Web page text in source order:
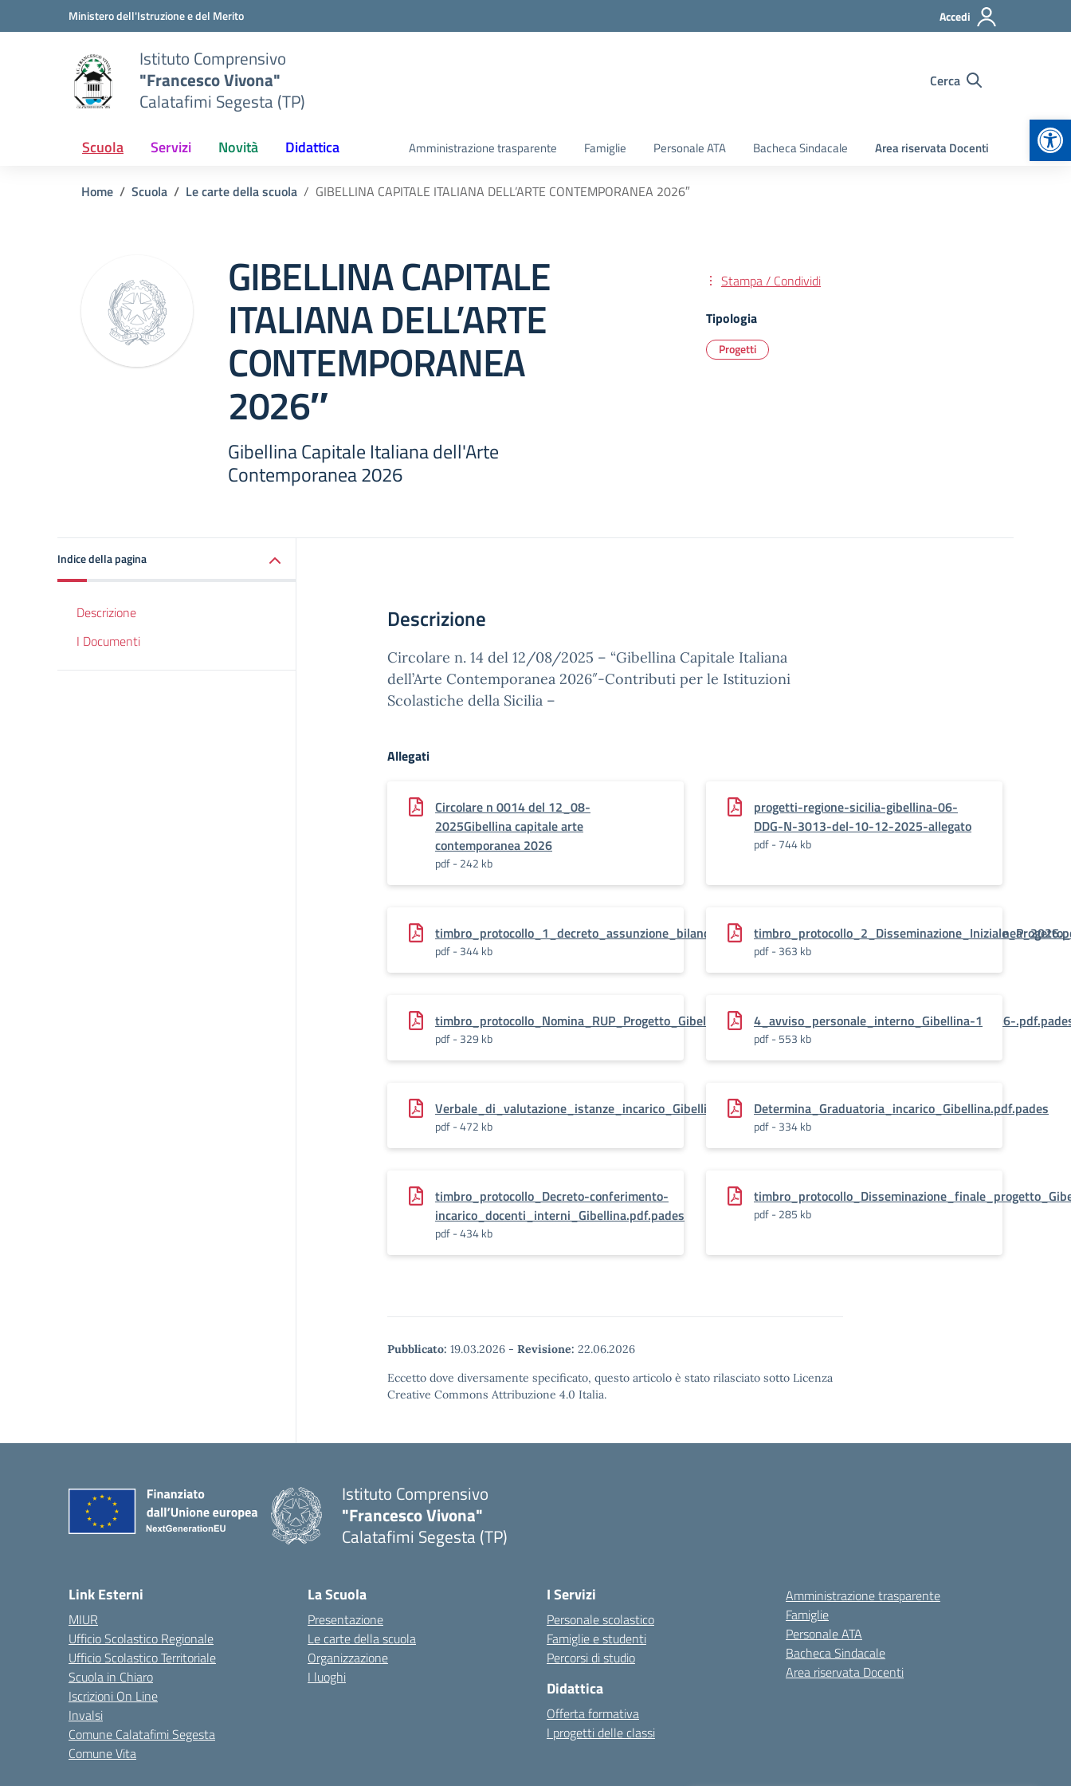
Vai ai contenuti
Vai al menu di navigazioneMinistero dell'Istruzione e del Merito Accedi
Istituto Comprensivo
"Francesco Vivona"
Calatafimi Segesta (TP)
Cerca
Scuola Servizi Novità Didattica Amministrazione trasparente Famiglie Personale ATA Bacheca Sindacale Area riservata Docenti
Home Scuola Le carte della scuola GIBELLINA CAPITALE ITALIANA DELL’ARTE CONTEMPORANEA 2026″
GIBELLINA CAPITALE
ITALIANA DELL’ARTE
CONTEMPORANEA
2026″
Gibellina Capitale Italiana dell'Arte
Contemporanea 2026
Stampa / Condividi
Tipologia
Progetti
Indice della pagina
Descrizione
I Documenti
Descrizione
Circolare n. 14 del 12/08/2025 – “Gibellina Capitale Italiana
dell’Arte Contemporanea 2026″-Contributi per le Istituzioni
Scolastiche della Sicilia –
Allegati
Circolare n 0014 del 12_08-
2025Gibellina capitale arte
contemporanea 2026
pdf - 242 kb
progetti-regione-sicilia-gibellina-06-
DDG-N-3013-del-10-12-2025-allegato
pdf - 744 kb
pdf - 344 kb pdf - 363 kb
timbro_protocollo_Nomina_RUP_Progetto_Gibellina_Capitale_Italiana_dellArte_Contemporanea_2026-
pdf - 329 kb
4_avviso_personale_interno_Gibellina-1
pdf - 553 kb
Verbale_di_valutazione_istanze_incarico_Gibellina.pdf.pades
pdf - 472 kb
Determina_Graduatoria_incarico_Gibellina.pdf.pades
pdf - 334 kb
timbro_protocollo_Decreto-conferimento-
incarico_docenti_interni_Gibellina.pdf.pades
pdf - 434 kb
pdf - 285 kb
Pubblicato: 19.03.2026 - Revisione: 22.06.2026
Eccetto dove diversamente specificato, questo articolo è stato rilasciato sotto Licenza
Creative Commons Attribuzione 4.0 Italia.
Istituto Comprensivo
"Francesco Vivona"
Calatafimi Segesta (TP)
Link Esterni
MIUR
Ufficio Scolastico Regionale
Ufficio Scolastico Territoriale
Scuola in Chiaro
Iscrizioni On Line
Invalsi
Comune Calatafimi Segesta
Comune Vita
La Scuola
Presentazione
Le carte della scuola
Organizzazione
I luoghi
I Servizi
Personale scolastico
Famiglie e studenti
Percorsi di studio
Didattica
Offerta formativa
I progetti delle classi
Amministrazione trasparente
Famiglie
Personale ATA
Bacheca Sindacale
Area riservata Docenti